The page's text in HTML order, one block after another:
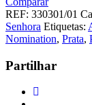
Letra
A
REF: 330301/01
Senhora Etiquetas:
Nomination, Prata,
Partilhar